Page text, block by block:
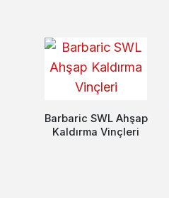
Barbaric SWL Ahşap
Kaldırma Vinçleri